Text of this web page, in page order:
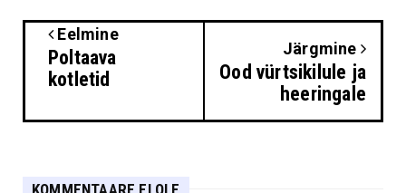
Eelmine
Poltaava
kotletid
Järgmine
Ood vürtsikilule ja
heeringale
KOMMENTAARE EI OLE